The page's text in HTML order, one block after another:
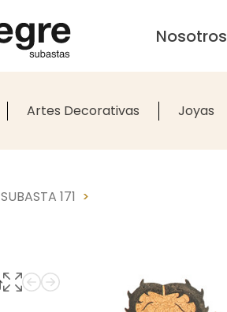
Nosotros
Artes Decorativas Joyas
SUBASTA 171